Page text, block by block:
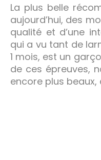
La plus belle
aujourd’hui, des
qualité et d’une
qui a vu tant de
1 mois, est un
de ces épreuves,
encore plus